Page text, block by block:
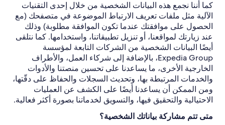
كما أننا نجمع هذه البيانات الشخصية من خلال إحدى التقنيات
الآلية مثل ملفات تعريف الارتباط الموضوعة في متصفحك (مع
الحصول على موافقتك عندما تكون الموافقة مطلوبة) وذلك
عند زيارتك لمواقعنا، أو تنزيل تطبيقاتنا، واستخدامها. كما نتلقى
أيضًا البيانات الشخصية من الشركات التابعة لمؤسسة
Expedia Group، بالإضافة إلى شركاء العمل، والأطراف
الخارجية الأخرى، ما يساعدنا على تحسين منصتنا والأدوات
والخدمات المرتبطة بها، وتحديث السجلات والحفاظ على دقّتها،
ومن الممكن أن يساعدنا أيضًا على الكشف عن العمليات
الاحتيالية والتحقيق فيها، والتسويق لخدماتنا بصورة أكثر فعالية.
متى تتم مشاركة بياناتك الشخصية؟